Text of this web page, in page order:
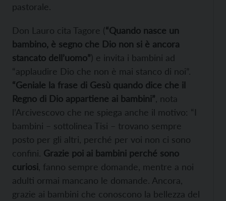
pastorale.
Don Lauro cita Tagore (“Quando nasce un
bambino, è segno che Dio non si è ancora
stancato dell’uomo”) e invita i bambini ad
“applaudire Dio che non è mai stanco di noi”.
“Geniale la frase di Gesù quando dice che il
Regno di Dio appartiene ai bambini” , nota
l’Arcivescovo che ne spiega anche il motivo: “I
bambini – sottolinea Tisi – trovano sempre
posto per gli altri, perché per voi non ci sono
confini. Grazie poi ai bambini perché sono
curiosi , fanno sempre domande, mentre a noi
adulti ormai mancano le domande. Ancora,
grazie ai bambini che conoscono la bellezza del